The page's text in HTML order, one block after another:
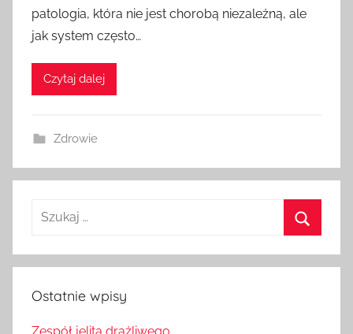
patologia, która nie jest chorobą niezależną, ale
jak system często…
Czytaj dalej
Zdrowie
Szukaj:
Ostatnie wpisy